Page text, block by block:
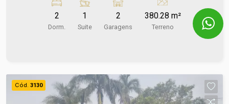
oportunidade de negócio. Com salão comercial na
frente, a combinação entre espaço residencial e
ponto comercial amplia as possibilidades de uso.
pelo número 67 99255-6175.
2
Dorm.
1
Suite
2
Garagens
380.28 m²
Terreno
Cód. 3130